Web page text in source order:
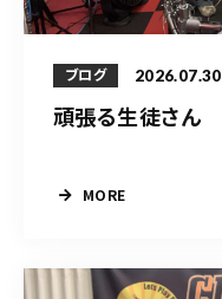
ブログ 2026.07.30
頑張る生徒さん
MORE